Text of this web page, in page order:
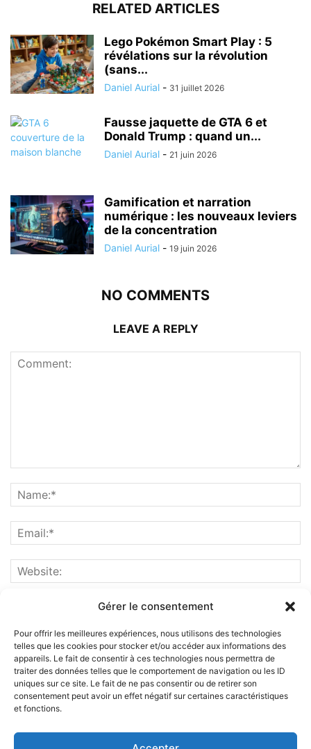
Gérer le consentement
Pour offrir les meilleures expériences, nous utilisons des technologies
telles que les cookies pour stocker et/ou accéder aux informations des
appareils. Le fait de consentir à ces technologies nous permettra de
traiter des données telles que le comportement de navigation ou les ID
uniques sur ce site. Le fait de ne pas consentir ou de retirer son
consentement peut avoir un effet négatif sur certaines caractéristiques
et fonctions.
RELATED ARTICLES
Lego Pokémon Smart Play : 5
révélations sur la révolution
(sans...
Daniel Aurial - 31 juillet 2026
Fausse jaquette de GTA 6 et
Donald Trump : quand un...
Daniel Aurial - 21 juin 2026
Gamification et narration
numérique : les nouveaux leviers
de la concentration
Daniel Aurial - 19 juin 2026
NO COMMENTS
LEAVE A REPLY
ABOUT US